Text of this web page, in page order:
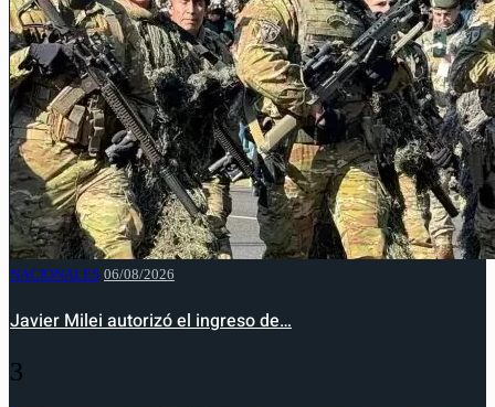
NACIONALES 06/08/2026
Javier Milei autorizó el ingreso de…
3